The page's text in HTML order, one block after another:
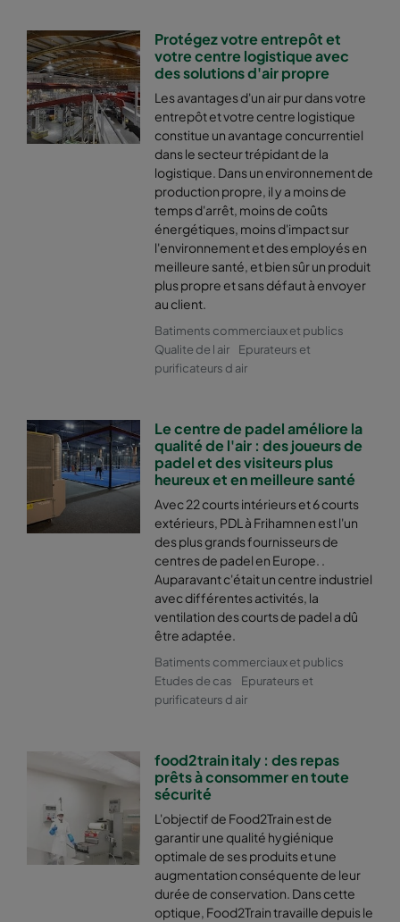
Protégez votre entrepôt et
votre centre logistique avec
des solutions d'air propre
Les avantages d'un air pur dans votre
entrepôt et votre centre logistique
constitue un avantage concurrentiel
dans le secteur trépidant de la
logistique. Dans un environnement de
production propre, il y a moins de
temps d'arrêt, moins de coûts
énergétiques, moins d'impact sur
l'environnement et des employés en
meilleure santé, et bien sûr un produit
plus propre et sans défaut à envoyer
au client.
Batiments commerciaux et publics
Qualite de l air
Epurateurs et
purificateurs d air
Le centre de padel améliore la
qualité de l'air : des joueurs de
padel et des visiteurs plus
heureux et en meilleure santé
Avec 22 courts intérieurs et 6 courts
extérieurs, PDL à Frihamnen est l'un
des plus grands fournisseurs de
centres de padel en Europe. .
Auparavant c'était un centre industriel
avec différentes activités, la
ventilation des courts de padel a dû
être adaptée.
Batiments commerciaux et publics
Etudes de cas
Epurateurs et
purificateurs d air
food2train italy : des repas
prêts à consommer en toute
sécurité
L'objectif de Food2Train est de
garantir une qualité hygiénique
optimale de ses produits et une
augmentation conséquente de leur
durée de conservation. Dans cette
optique, Food2Train travaille depuis le